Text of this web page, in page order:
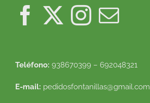
Teléfono: 938670399 – 692048321
E-mail: pedidosfontanillas@gmail.com